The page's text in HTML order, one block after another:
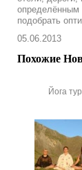
определённым
подобрать
05.06.2013
Похожие
Йога